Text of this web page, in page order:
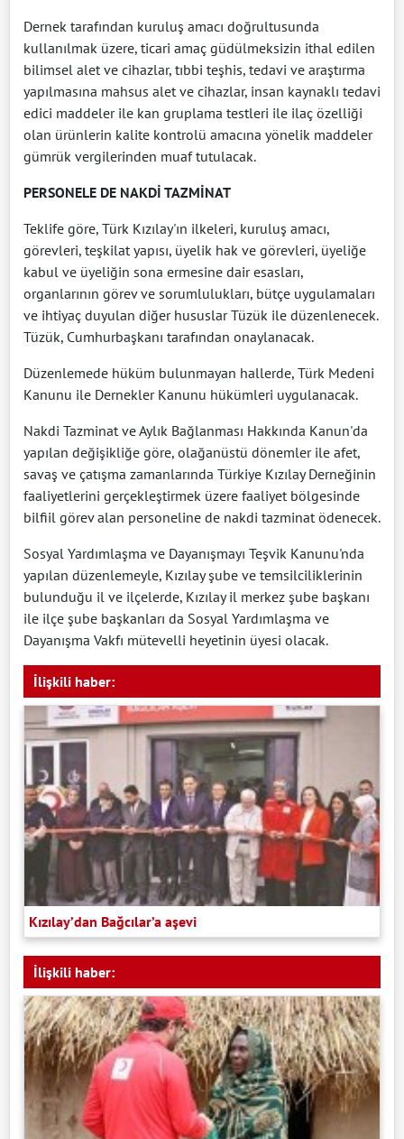
Dernek tarafından kuruluş amacı doğrultusunda
kullanılmak üzere, ticari amaç güdülmeksizin ithal edilen
bilimsel alet ve cihazlar, tıbbi teşhis, tedavi ve araştırma
yapılmasına mahsus alet ve cihazlar, insan kaynaklı tedavi
edici maddeler ile kan gruplama testleri ile ilaç özelliği
olan ürünlerin kalite kontrolü amacına yönelik maddeler
gümrük vergilerinden muaf tutulacak.
PERSONELE DE NAKDİ TAZMİNAT
Teklife göre, Türk Kızılay'ın ilkeleri, kuruluş amacı,
görevleri, teşkilat yapısı, üyelik hak ve görevleri, üyeliğe
kabul ve üyeliğin sona ermesine dair esasları,
organlarının görev ve sorumlulukları, bütçe uygulamaları
ve ihtiyaç duyulan diğer hususlar Tüzük ile düzenlenecek.
Tüzük, Cumhurbaşkanı tarafından onaylanacak.
Düzenlemede hüküm bulunmayan hallerde, Türk Medeni
Kanunu ile Dernekler Kanunu hükümleri uygulanacak.
Nakdi Tazminat ve Aylık Bağlanması Hakkında Kanun'da
yapılan değişikliğe göre, olağanüstü dönemler ile afet,
savaş ve çatışma zamanlarında Türkiye Kızılay Derneğinin
faaliyetlerini gerçekleştirmek üzere faaliyet bölgesinde
bilfiil görev alan personeline de nakdi tazminat ödenecek.
Sosyal Yardımlaşma ve Dayanışmayı Teşvik Kanunu'nda
yapılan düzenlemeyle, Kızılay şube ve temsilciliklerinin
bulunduğu il ve ilçelerde, Kızılay il merkez şube başkanı
ile ilçe şube başkanları da Sosyal Yardımlaşma ve
Dayanışma Vakfı mütevelli heyetinin üyesi olacak.
İlişkili haber:
Kızılay’dan Bağcılar’a aşevi
İlişkili haber: